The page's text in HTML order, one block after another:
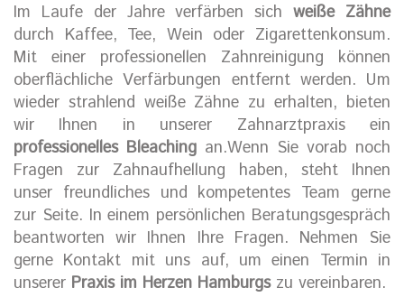
Im Laufe der Jahre verfärben sichweiße Zähne
durch Kaffee, Tee, Wein oder Zigarettenkonsum.
Mit einer professionellen Zahnreinigung können
oberflächliche Verfärbungen entfernt werden. Um
wieder strahlend weiße Zähne zu erhalten, bieten
wir Ihnen in unserer Zahnarztpraxis ein
professionelles Bleaching an.Wenn Sie vorab noch
Fragen zur Zahnaufhellung haben, steht Ihnen
unser freundliches und kompetentes Team gerne
zur Seite. In einem persönlichen Beratungsgespräch
beantworten wir Ihnen Ihre Fragen. Nehmen Sie
gerne Kontakt mit uns auf, um einen Termin in
unserer Praxis im Herzen Hamburgszu vereinbaren.